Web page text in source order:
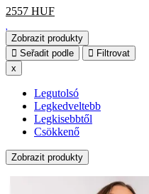
2557 HUF
Zobrazit produkty
Seřadit podle
Filtrovat
x
Legutolsó
Legkedveltebb
Legkisebbtől
Csökkenő
Zobrazit produkty